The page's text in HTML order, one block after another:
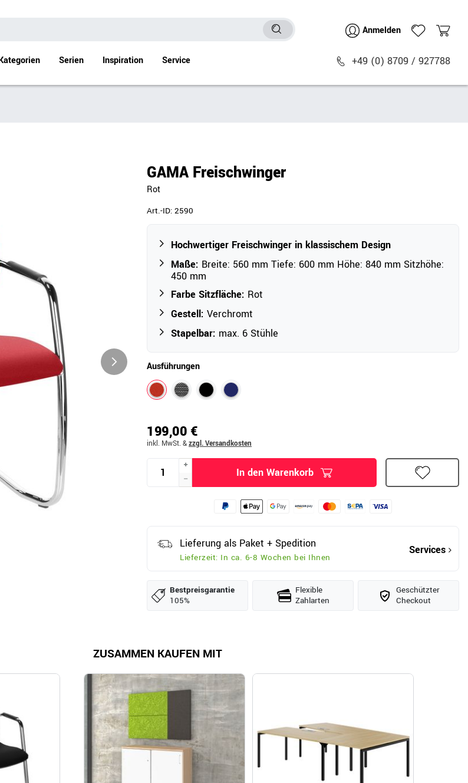
Anmelden
+49 (0) 8709 / 927788
Polstermöbel
Ampelschirme
Schirmständer
Abdeckhauben & Zubehör
Serien Inspiration Service
GAMA Freischwinger
Rot
Art.-ID: 2590
Hochwertiger Freischwinger in klassischem Design
Maße: Breite: 560 mm Tiefe: 600 mm Höhe: 840 mm Sitzhöhe:
450 mm
Farbe Sitzfläche: Rot
Gestell: Verchromt
Stapelbar: max. 6 Stühle
Ausführungen
199,00 €
inkl. MwSt. &zzgl. Versandkosten
In den Warenkorb
Lieferung als Paket + Spedition
Lieferzeit: In ca. 6-8 Wochen bei Ihnen
Services
Bestpreis­garantie
105%
Flexible
Zahlarten
Geschützter
Checkout
ZUSAMMEN KAUFEN MIT